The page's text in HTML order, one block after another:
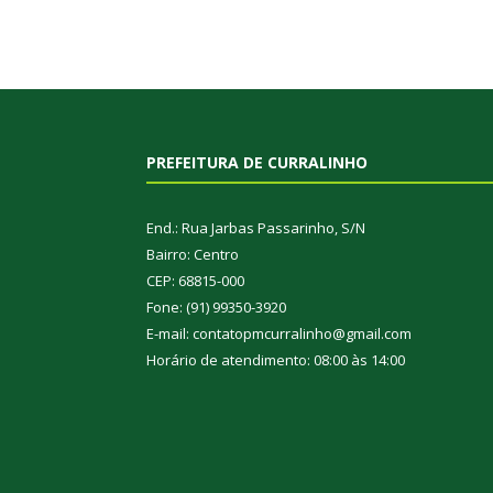
PREFEITURA DE CURRALINHO
End.: Rua Jarbas Passarinho, S/N
Bairro: Centro
CEP: 68815-000
Fone: (91) 99350-3920
E-mail: contatopmcurralinho@gmail.com
Horário de atendimento: 08:00 às 14:00